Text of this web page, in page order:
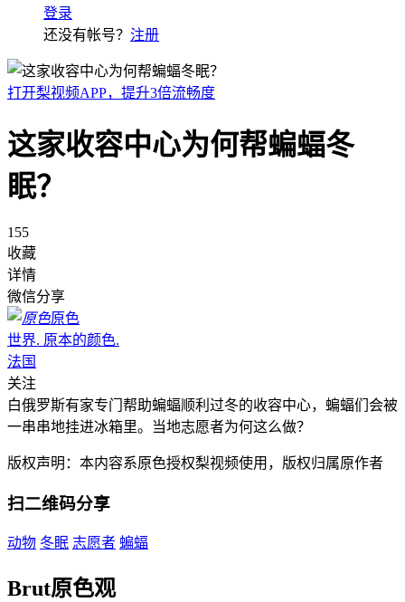
登录
还没有帐号？ 注册
打开梨视频APP，提升3倍流畅度
这家收容中心为何帮蝙蝠冬
眠？
155
收藏
详情
微信分享
原色
世界. 原本的颜色.
法国
关注
白俄罗斯有家专门帮助蝙蝠顺利过冬的收容中心，蝙蝠们会被
一串串地挂进冰箱里。当地志愿者为何这么做？
版权声明：本内容系原色授权梨视频使用，版权归属原作者
扫二维码分享
动物 冬眠 志愿者 蝙蝠
Brut原色观